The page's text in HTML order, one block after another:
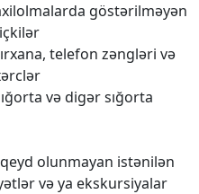
göstərilməyən
telefon zəngləri və
və digər sığorta
olunmayan istənilən
və ya ekskursiyalar